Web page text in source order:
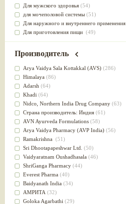
Для мужского здоровья (54)
для мочеполовой системы (51)
Для наружного и внутреннего применения
Для приготовления пищи (49)
от инфекций мочеполовой системы(49)
для суставов
Лечит опухоли и отеки(46)
Для медитации
выводит токсины
Для здоровья печени
Для тела(39)
для очищения крови(38)
При диабете(38)
Антиоксидант(37)
Для Капха(Кафа) доши
От паразитов(37)
При расстройстве желудка (36)
Успокоительное(36)
Для глаз(34)
от геморроя(34)
Противовоспалительное
Для Питта доши(32)
Производитель
Arya Vaidya Sala Kottakkal (AVS) (286)
Himalaya (86)
Adarsh (64)
Khadi (64)
Nidсo, Northern India Drug Company (63)
Страна производитель: Индия (61)
AVN Ayurveda Formulations (58)
Arya Vaidya Pharmacy (AVP India) (56)
Ramakrishna (51)
Sri Dhootapapeshwar Ltd. (50)
Vaidyaratnam Oushadhasala (46)
ShriGanga Pharmacy (44)
Everest Pharma (40)
Baidyanath India (34)
АМРИТА (32)
Goloka Agarbathi (29)